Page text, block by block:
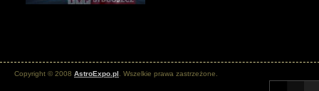
Copyright © 2008 AstroExpo.pl . Wszelkie prawa zastrzeżone.